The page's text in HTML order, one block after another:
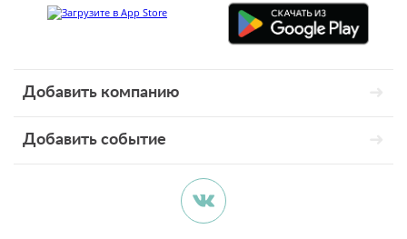
Добавить компанию
Добавить событие